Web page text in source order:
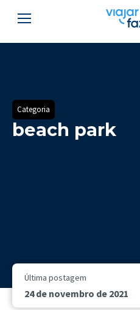
Categoria
beach park
Última postagem
24 de novembro de 2021